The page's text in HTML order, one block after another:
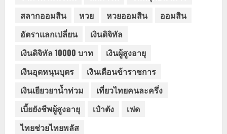
สลากออมสิน
หวย หวยออมสิน
ออมสิน
อัตราแลกเปลี่ยน
เงินดิจิทัล
เงินดิจิทัล 10000 บาท
เงินผู้สูงอายุ
เงินอุดหนุนบุตร
เงินเดือนข้าราชการ
เงินเยียวยาน้ำท่วม
เที่ยวไทยคนละครึ่ง
เบี้ยยังชีพผู้สูงอายุ
เป๋าตัง
เฟด
ไทยช่วยไทยพลัส